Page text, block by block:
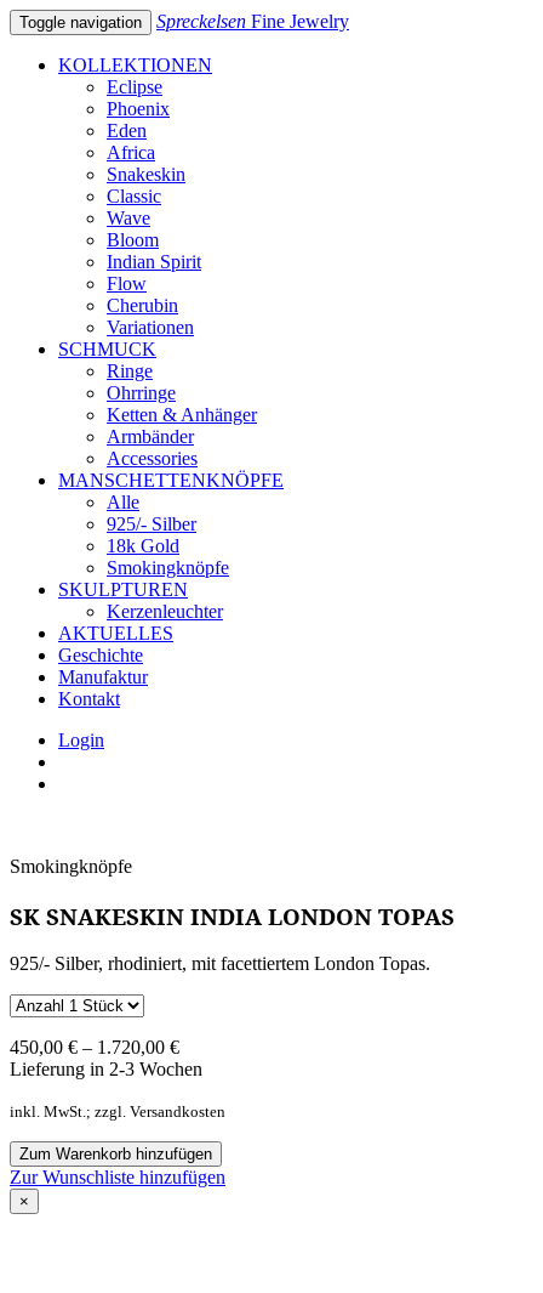
Toggle navigation Spreckelsen Fine Jewelry
KOLLEKTIONEN
Eclipse
Phoenix
Eden
Africa
Snakeskin
Classic
Wave
Bloom
Indian Spirit
Flow
Cherubin
Variationen
SCHMUCK
Ringe
Ohrringe
Ketten & Anhänger
Armbänder
Accessories
MANSCHETTENKNÖPFE
Alle
925/- Silber
18k Gold
Smokingknöpfe
SKULPTUREN
Kerzenleuchter
AKTUELLES
Geschichte
Manufaktur
Kontakt
Login
Smokingknöpfe
SK SNAKESKIN INDIA LONDON TOPAS
925/- Silber, rhodiniert, mit facettiertem London Topas.
450,00 € – 1.720,00 €
Lieferung in 2-3 Wochen
inkl. MwSt.; zzgl. Versandkosten
Zum Warenkorb hinzufügen
Zur Wunschliste hinzufügen
×